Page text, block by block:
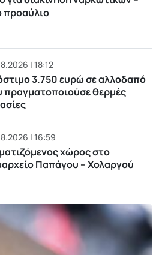
προαύλιο
| 18:12
3.750 ευρώ σε αλλοδαπό
πραγματοποιούσε θερμές
| 16:59
χώρος στο
Παπάγου – Χολαργού